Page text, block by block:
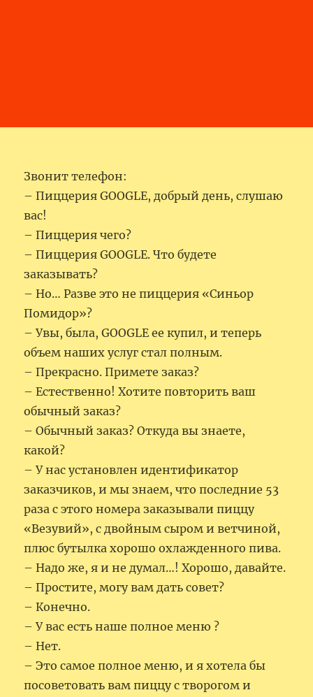
Звонит телефон:
– Пиццерия GOOGLE, добрый день, слушаю
вас!
– Пиццерия чего?
– Пиццерия GOOGLE. Что будете
заказывать?
– Но… Разве это не пиццерия «Синьор
Помидор»?
– Увы, была, GOOGLE ее купил, и теперь
объем наших услуг стал полным.
– Прекрасно. Примете заказ?
– Естественно! Хотите повторить ваш
обычный заказ?
– Обычный заказ? Откуда вы знаете,
какой?
– У нас установлен идентификатор
заказчиков, и мы знаем, что последние 53
раза с этого номера заказывали пиццу
«Везувий», с двойным сыром и ветчиной,
плюс бутылка хорошо охлажденного пива.
– Надо же, я и не думал…! Хорошо, давайте.
– Простите, могу вам дать совет?
– Конечно.
– У вас есть наше полное меню ?
– Нет.
– Это самое полное меню, и я хотела бы
посоветовать вам пиццу с творогом и